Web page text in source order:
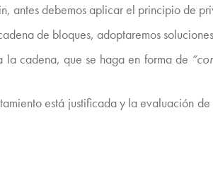
antes debemos aplicar el principio de
de bloques, adoptaremos
la cadena, que se haga en forma de
está justificada y la evaluación